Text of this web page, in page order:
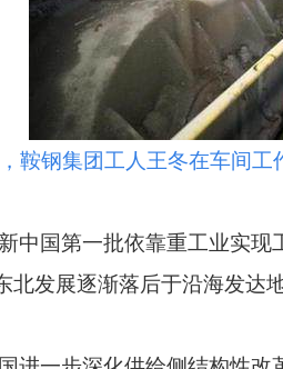
钢集团工人王冬在车间工
国第一批依靠重工业实现
北发展逐渐落后于沿海发达